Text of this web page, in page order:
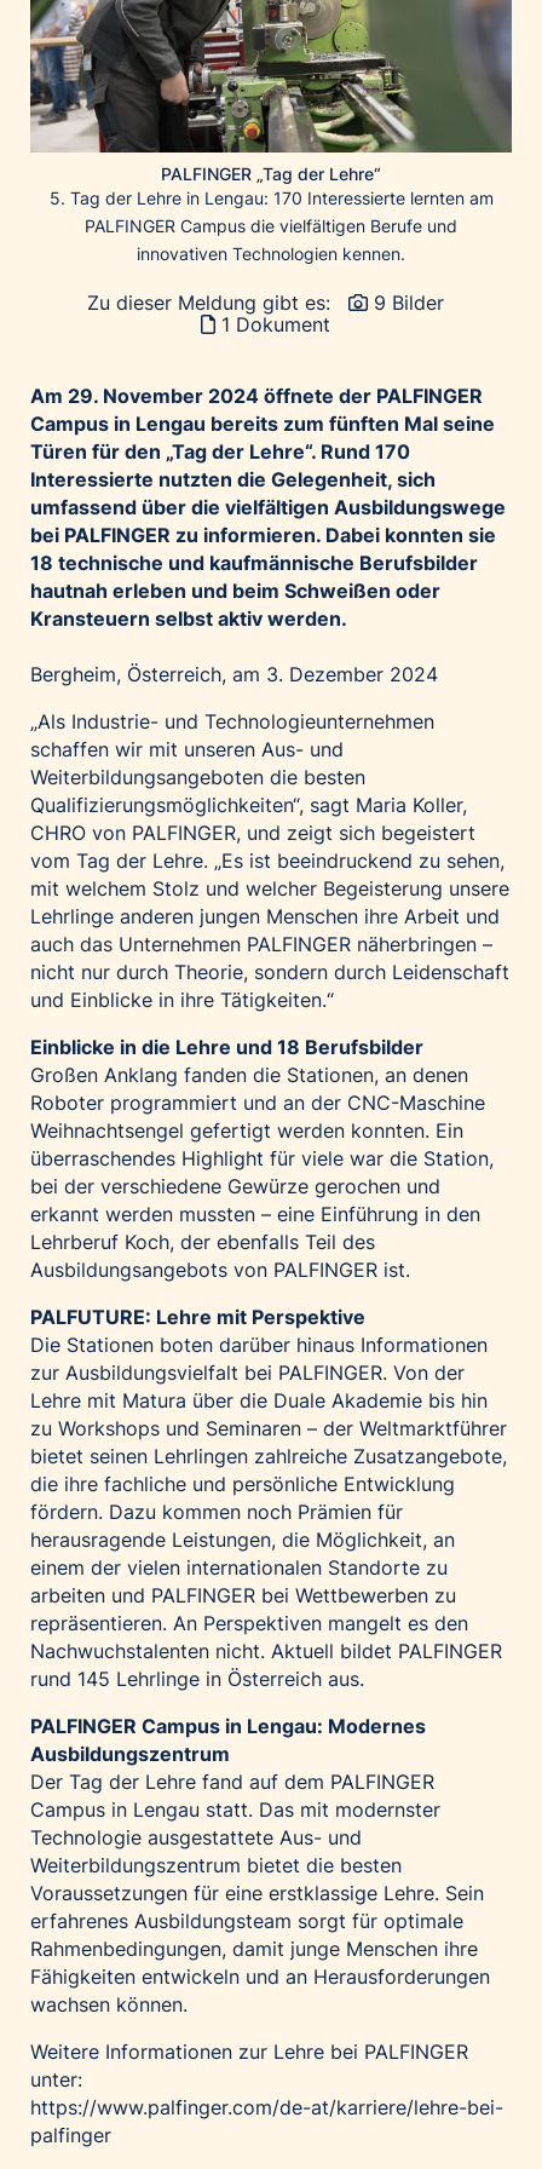
Huawei Consumer Business Group
IT:U
JP Immobilien
JYSK
Kroatische Zentrale für Tourismus
List Holding Gruppe
Mediaplus
Muse Electronics
Neuroth
öbv – Österreichischer Bundesverlag
Ökopharm
Palfinger AG
Polestar
Starbucks
Superbrands Austria
Tante Fanny
Vollpension
win2day
Wolt
woom bikes
Kontakt
PALFINGER „Tag der Lehre“
5. Tag der Lehre in Lengau: 170 Interessierte lernten am
PALFINGER Campus die vielfältigen Berufe und
innovativen Technologien kennen.
Zu dieser Meldung gibt es:
9 Bilder
1 Dokument
Am 29. November 2024 öffnete der PALFINGER
Campus in Lengau bereits zum fünften Mal seine
Türen für den „Tag der Lehre“. Rund 170
Interessierte nutzten die Gelegenheit, sich
umfassend über die vielfältigen Ausbildungswege
bei PALFINGER zu informieren. Dabei konnten sie
18 technische und kaufmännische Berufsbilder
hautnah erleben und beim Schweißen oder
Kransteuern selbst aktiv werden.
Bergheim, Österreich, am 3. Dezember 2024
„Als Industrie- und Technologieunternehmen
schaffen wir mit unseren Aus- und
Weiterbildungsangeboten die besten
Qualifizierungsmöglichkeiten“, sagt Maria Koller,
CHRO von PALFINGER, und zeigt sich begeistert
vom Tag der Lehre. „Es ist beeindruckend zu sehen,
mit welchem Stolz und welcher Begeisterung unsere
Lehrlinge anderen jungen Menschen ihre Arbeit und
auch das Unternehmen PALFINGER näherbringen –
nicht nur durch Theorie, sondern durch Leidenschaft
und Einblicke in ihre Tätigkeiten.“
Einblicke in die Lehre und 18 Berufsbilder
Großen Anklang fanden die Stationen, an denen
Roboter programmiert und an der CNC-Maschine
Weihnachtsengel gefertigt werden konnten. Ein
überraschendes Highlight für viele war die Station,
bei der verschiedene Gewürze gerochen und
erkannt werden mussten – eine Einführung in den
Lehrberuf Koch, der ebenfalls Teil des
Ausbildungsangebots von PALFINGER ist.
PALFUTURE: Lehre mit Perspektive
Die Stationen boten darüber hinaus Informationen
zur Ausbildungsvielfalt bei PALFINGER. Von der
Lehre mit Matura über die Duale Akademie bis hin
zu Workshops und Seminaren – der Weltmarktführer
bietet seinen Lehrlingen zahlreiche Zusatzangebote,
die ihre fachliche und persönliche Entwicklung
fördern. Dazu kommen noch Prämien für
herausragende Leistungen, die Möglichkeit, an
einem der vielen internationalen Standorte zu
arbeiten und PALFINGER bei Wettbewerben zu
repräsentieren. An Perspektiven mangelt es den
Nachwuchstalenten nicht. Aktuell bildet PALFINGER
rund 145 Lehrlinge in Österreich aus.
PALFINGER Campus in Lengau: Modernes
Ausbildungszentrum
Der Tag der Lehre fand auf dem PALFINGER
Campus in Lengau statt. Das mit modernster
Technologie ausgestattete Aus- und
Weiterbildungszentrum bietet die besten
Voraussetzungen für eine erstklassige Lehre. Sein
erfahrenes Ausbildungsteam sorgt für optimale
Rahmenbedingungen, damit junge Menschen ihre
Fähigkeiten entwickeln und an Herausforderungen
wachsen können.
Weitere Informationen zur Lehre bei PALFINGER
unter:
https://www.palfinger.com/de-at/karriere/lehre-bei-
palfinger